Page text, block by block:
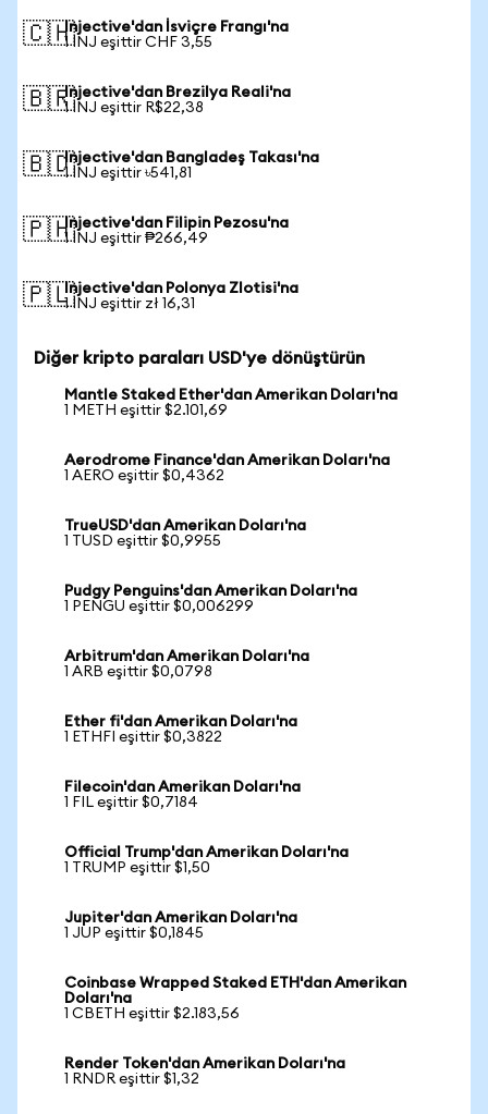
🇨🇭Injective'dan İsviçre Frangı'na
1 INJ eşittir CHF 3,55
🇧🇷Injective'dan Brezilya Reali'na
1 INJ eşittir R$22,38
🇧🇩Injective'dan Bangladeş Takası'na
1 INJ eşittir ৳541,81
🇵🇭Injective'dan Filipin Pezosu'na
1 INJ eşittir ₱266,49
🇵🇱Injective'dan Polonya Zlotisi'na
1 INJ eşittir zł 16,31
Diğer kripto paraları USD'ye dönüştürün
Mantle Staked Ether'dan Amerikan Doları'na
1 METH eşittir $2.101,69
Aerodrome Finance'dan Amerikan Doları'na
1 AERO eşittir $0,4362
TrueUSD'dan Amerikan Doları'na
1 TUSD eşittir $0,9955
Pudgy Penguins'dan Amerikan Doları'na
1 PENGU eşittir $0,006299
Arbitrum'dan Amerikan Doları'na
1 ARB eşittir $0,0798
Ether fi'dan Amerikan Doları'na
1 ETHFI eşittir $0,3822
Filecoin'dan Amerikan Doları'na
1 FIL eşittir $0,7184
Official Trump'dan Amerikan Doları'na
1 TRUMP eşittir $1,50
Jupiter'dan Amerikan Doları'na
1 JUP eşittir $0,1845
Coinbase Wrapped Staked ETH'dan Amerikan
Doları'na
1 CBETH eşittir $2.183,56
Render Token'dan Amerikan Doları'na
1 RNDR eşittir $1,32